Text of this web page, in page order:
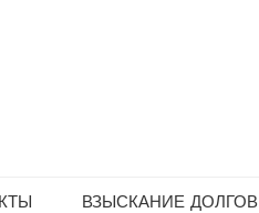
ВЗЫСКАНИЕ ДОЛГОВ